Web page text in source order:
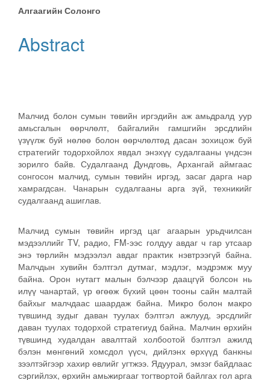
Main
Article
Content
Алгаагийн Солонго
Abstract
Малчид болон сумын төвийн иргэдийн аж амьдралд уур
амьсгалын өөрчлөлт, байгалийн гамшгийн эрсдлийн
үзүүлж буй нөлөө болон өөрчлөлтөд дасан зохицож буй
стратегийг тодорхойлох явдал энэхүү судалгааны үндсэн
зорилго байв. Судалгаанд Дундговь, Архангай аймгаас
сонгосон малчид, сумын төвийн иргэд, засаг дарга нар
хамрагдсан. Чанарын судалгааны арга зүй, техникийг
судалгаанд ашиглав.
Малчид сумын төвийн иргэд цаг агаарын урьдчилсан
мэдээллийг TV, радио, FM-ээс голдуу авдаг ч гар утсаар
энэ төрлийн мэдээлэл авдаг практик нэвтрээгүй байна.
Малчдын хувийн бэлтгэл дутмаг, мэдлэг, мэдрэмж муу
байна. Орон нутагт малын бэлчээр даацгүй болсон нь
илүү чанартай, үр өгөөж бүхий цөөн тооны сайн малтай
байхыг малчдаас шаардаж байна. Микро болон макро
түвшинд зудыг даван туулах бэлтгэл ажлууд, эрсдлийг
даван туулах тодорхой стратегиуд байна. Малчин өрхийн
түвшинд худалдан авалттай холбоотой бэлтгэл ажилд
бэлэн мөнгөний хомсдол үүсч, дийлэнх өрхүүд банкны
зээлтэйгээр хахир өвлийг угтжээ. Ядуурал, эмзэг байдлаас
сэргийлэх, өрхийн амьжиргааг тогтвортой байлгах гол арга